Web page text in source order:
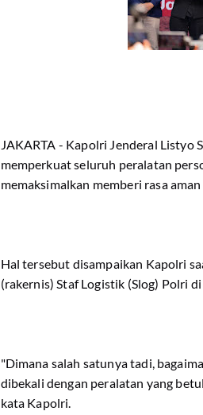
JAKARTA - Kapolri Jenderal Listyo
memperkuat seluruh peralatan
memaksimalkan memberi rasa
Hal tersebut disampaikan Kapolri
(rakernis) Staf Logistik (Slog) Polri
"Dimana salah satunya tadi,
dibekali dengan peralatan yang
kata Kapolri.